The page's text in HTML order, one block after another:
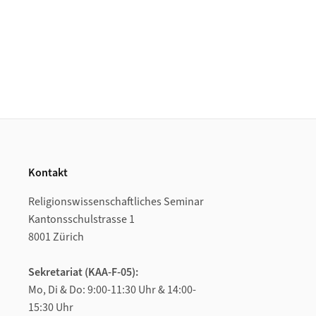
Kontakt
Religionswissenschaftliches Seminar
Kantonsschulstrasse 1
8001 Zürich
Sekretariat (KAA-F-05):
Mo, Di & Do: 9:00-11:30 Uhr & 14:00-
15:30 Uhr